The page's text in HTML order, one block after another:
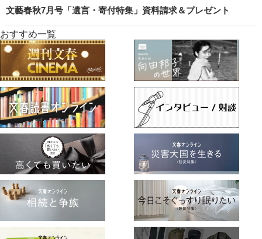
文藝春秋7月号「遺言・寄付特集」資料請求＆プレゼント
おすすめ一覧